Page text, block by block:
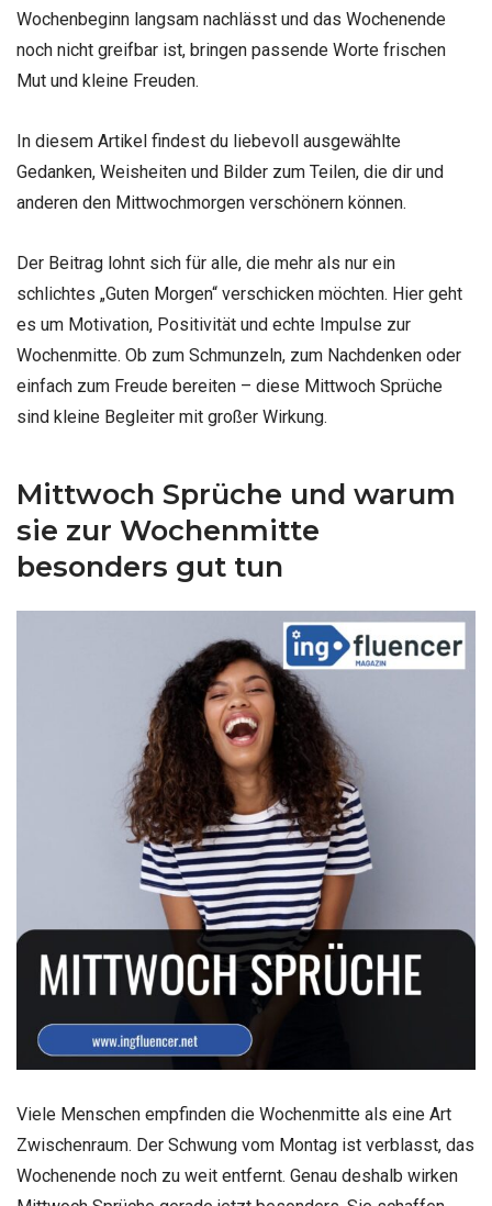
Wochenbeginn langsam nachlässt und das Wochenende
noch nicht greifbar ist, bringen passende Worte frischen
Mut und kleine Freuden.
In diesem Artikel findest du liebevoll ausgewählte
Gedanken, Weisheiten und Bilder zum Teilen, die dir und
anderen den Mittwochmorgen verschönern können.
Der Beitrag lohnt sich für alle, die mehr als nur ein
schlichtes „Guten Morgen“ verschicken möchten. Hier geht
es um Motivation, Positivität und echte Impulse zur
Wochenmitte. Ob zum Schmunzeln, zum Nachdenken oder
einfach zum Freude bereiten – diese Mittwoch Sprüche
sind kleine Begleiter mit großer Wirkung.
Mittwoch Sprüche und warum
sie zur Wochenmitte
besonders gut tun
Viele Menschen empfinden die Wochenmitte als eine Art
Zwischenraum. Der Schwung vom Montag ist verblasst, das
Wochenende noch zu weit entfernt. Genau deshalb wirken